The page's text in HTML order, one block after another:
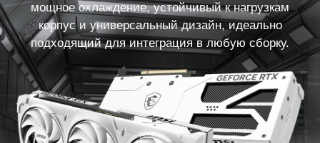
мощное охлаждение, устойчивый к нагрузкам
корпус и универсальный дизайн, идеально
подходящий для интеграция в любую сборку.